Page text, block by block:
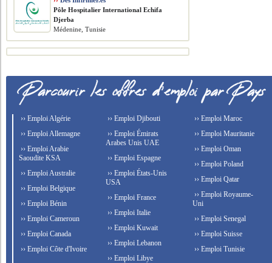
Pôle Hospitalier International Echifa
Djerba
Médenine, Tunisie
›› Emploi Algérie
›› Emploi Allemagne
›› Emploi Arabie
Saoudite KSA
›› Emploi Australie
›› Emploi Belgique
›› Emploi Bénin
›› Emploi Cameroun
›› Emploi Canada
›› Emploi Côte d'Ivoire
›› Emploi Djibouti
›› Emploi Émirats
Arabes Unis UAE
›› Emploi Espagne
›› Emploi États-Unis
USA
›› Emploi France
›› Emploi Italie
›› Emploi Kuwait
›› Emploi Lebanon
›› Emploi Libye
›› Emploi Maroc
›› Emploi Mauritanie
›› Emploi Oman
›› Emploi Poland
›› Emploi Qatar
›› Emploi Royaume-
Uni
›› Emploi Senegal
›› Emploi Suisse
›› Emploi Tunisie